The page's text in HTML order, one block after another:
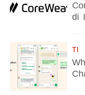
di
TI